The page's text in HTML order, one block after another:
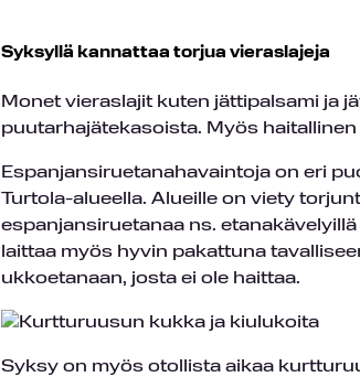
Syksyllä kannattaa torjua vieraslajeja
Monet vieraslajit kuten jättipalsami ja
puutarhajätekasoista. Myös
Espanjansiruetanahavaintoja on eri
Turtola-alueella. Alueille on viety
espanjansiruetanaa ns.
laittaa myös hyvin pakattuna
ukkoetanaan, josta ei ole haittaa.
Syksy on myös otollista aikaa